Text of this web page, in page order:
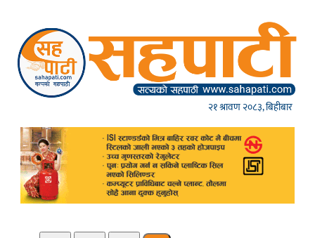
२१ श्रावण २०८३, बिहीबार